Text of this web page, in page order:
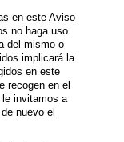
en este Aviso
no haga uso
del mismo o
implicará la
en este
recogen en el
le invitamos a
nuevo el